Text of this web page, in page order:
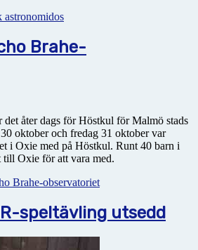
astronomidos
Brahe-
åter dags för Höstkul för Malmö stads
oktober och fredag 31 oktober var
i Oxie med på Höstkul. Runt 40 barn i
till Oxie för att vara med.
Brahe-observatoriet
speltävling utsedd